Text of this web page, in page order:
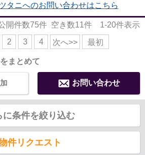
タニへのお問い合わせはこちら
開件数75件 空き数11件 1-20件表示
2 3 4 次へ>> 最初
まとめて
お問い合わせ
に条件を絞り込む
件リクエスト